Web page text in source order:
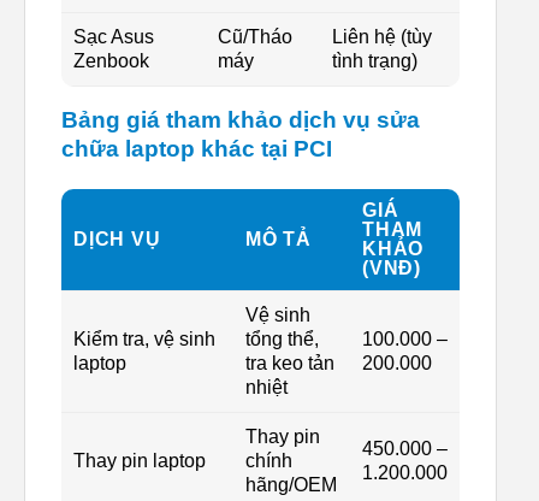
Sạc Asus
Zenbook
Cũ/Tháo
máy
Liên hệ (tùy
tình trạng)
Bảng giá tham khảo dịch vụ sửa
chữa laptop khác tại PCI
DỊCH VỤ MÔ TẢ
GIÁ
THAM
KHẢO
(VNĐ)
Kiểm tra, vệ sinh
laptop
Vệ sinh
tổng thể,
tra keo tản
nhiệt
100.000 –
200.000
Thay pin laptop
Thay pin
chính
hãng/OEM
450.000 –
1.200.000